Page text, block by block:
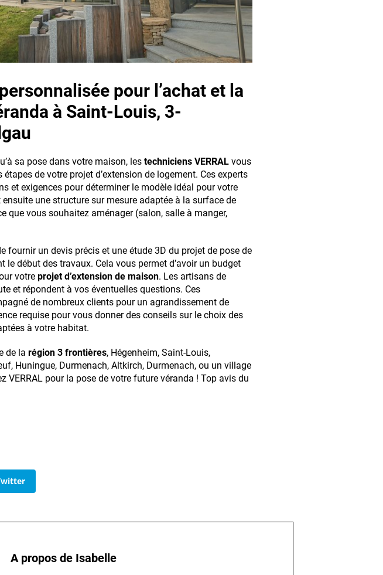
pour l’achat et la
à Saint-Louis, 3-
sa pose dans votre maison, les techniciens VERRAL vous
de votre projet d’extension de logement. Ces experts
et exigences pour déterminer le modèle idéal pour votre
une structure sur mesure adaptée à la surface de
que vous souhaitez aménager (salon, salle à manger,
fournir un devis précis et une étude 3D du projet de pose de
le début des travaux. Cela vous permet d’avoir un budget
votre projet d’extension de maison. Les artisans de
et répondent à vos éventuelles questions. Ces
de nombreux clients pour un agrandissement de
requise pour vous donner des conseils sur le choix des
à votre habitat.
de la région 3 frontières, Hégenheim, Saint-Louis,
Huningue, Durmenach, Altkirch, Durmenach, ou un village
VERRAL pour la pose de votre future véranda ! Top avis du
A propos de Isabelle